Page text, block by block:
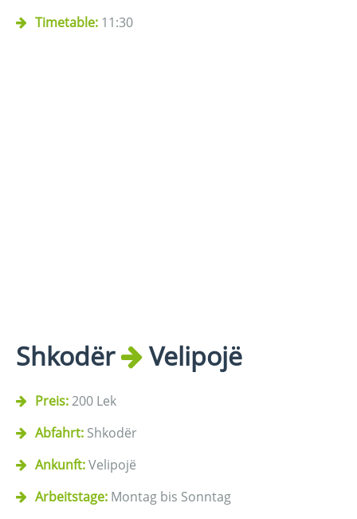
Timetable: 11:30
Shkodër Velipojë
Preis:200 Lek
Abfahrt: Shkodër
Ankunft:Velipojë
Arbeitstage: Montag bis Sonntag